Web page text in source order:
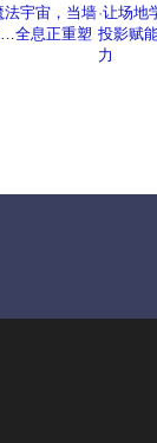
法宇宙，当墙
全息正重塑
·让场地
投影赋
力